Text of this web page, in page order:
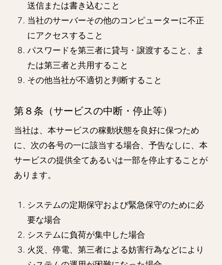
送信または書き込むこと
当社のサーバーその他のコンピューターに不正
にアクセスすること
パスワードを第三者に貸与・譲渡すること、ま
たは第三者と共用すること
その他当社が不適切と判断すること
第８条（サービスの中断・停止等）
当社は、本サービスの稼動状態を良好に保つため
に、次の各号の一に該当する場合、予告なしに、本
サービスの提供全てあるいは一部を停止することが
あります。
システムの定期保守および緊急保守のために必
要な場合
システムに負荷が集中した場合
火災、停電、第三者による妨害行為などにより